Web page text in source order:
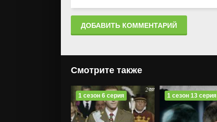
ДОБАВИТЬ КОММЕНТАРИЙ
Смотрите также
1 сезон 6 серия 1 сезон 13 серия